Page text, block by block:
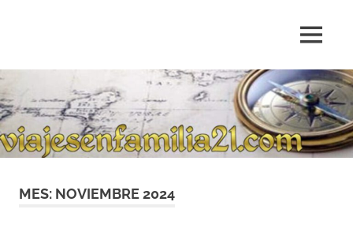
de
de
viajes
personales
MENÚ
MES: NOVIEMBRE 2024